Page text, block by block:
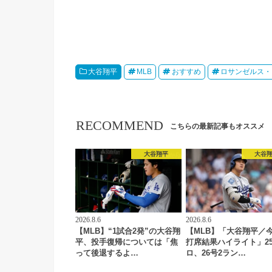
大谷翔平 MLB おすすめ ロサンゼルス
RECOMMEND こちらの最新記事もオススメ
大谷翔平
2026.8.6
【MLB】“1試合2発”の大谷翔
平、投手復帰については「焦
って後退するよ…
大谷
2026.8.6
【MLB】「大谷翔平／
打席結果ハイライト」
ロ、26号2ラン…